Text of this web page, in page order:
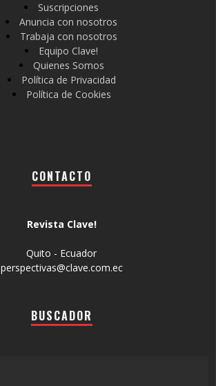
Suscripciones
Anuncia con nosotros
Trabaja con nosotros
Equipo Clave!
Quienes Somos
Política de Privacidad
Política de Cookies
CONTACTO
Revista Clave!
Quito - Ecuador
perspectivas@clave.com.ec
BUSCADOR